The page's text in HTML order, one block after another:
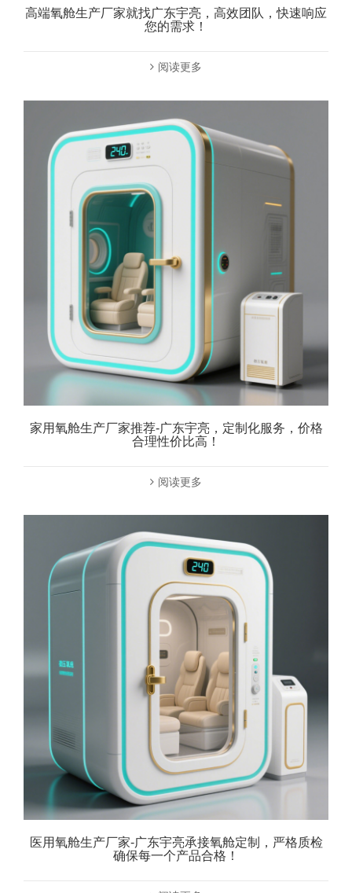
高端氧舱生产厂家就找广东宇亮，高效团队，快速响应
您的需求！
阅读更多
家用氧舱生产厂家推荐-广东宇亮，定制化服务，价格
合理性价比高！
阅读更多
医用氧舱生产厂家-广东宇亮承接氧舱定制，严格质检
确保每一个产品合格！